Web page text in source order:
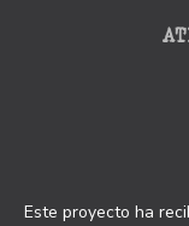
Este proyecto ha